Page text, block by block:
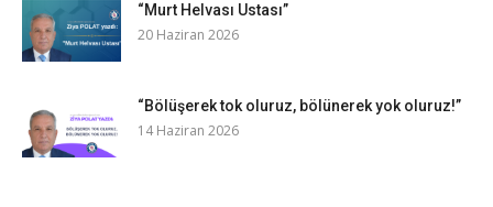
“Murt Helvası Ustası”
20 Haziran 2026
“Bölüşerek tok oluruz, bölünerek yok oluruz!”
14 Haziran 2026